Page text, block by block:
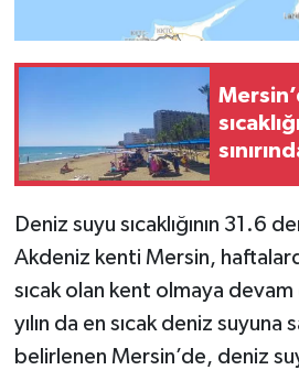
Deniz suyu sıcaklığının 31.6
Akdeniz kenti Mersin,
sıcak olan kent olmaya
yılın da en sıcak deniz suyuna
belirlenen Mersin’de, deniz